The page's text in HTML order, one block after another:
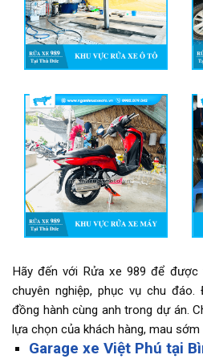
Hãy đến với Rửa xe 989 để
chuyên nghiệp, phục vụ chu
đồng hành cùng anh trong dự án.
lựa chọn của khách hàng, mau
Garage xe Việt Phú tại